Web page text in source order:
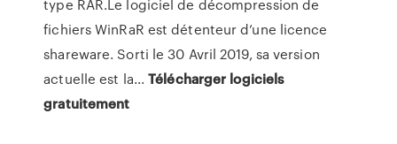
type RAR.Le logiciel de décompression de
fichiers WinRaR est détenteur d’une licence
shareware. Sorti le 30 Avril 2019, sa version
actuelle est la...Télécharger logiciels
gratuitement